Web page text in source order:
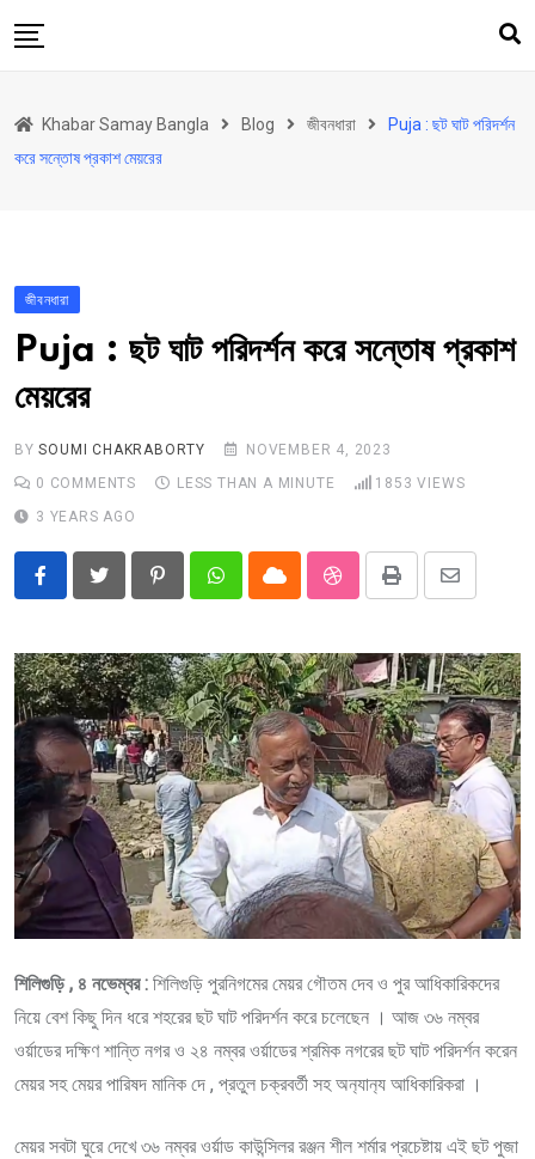
to
উত্তরবঙ্গ
আরও কিছু
Contact
Khabar Samay Hindi
Khabar Samay Bangla Blog জীবনধারা
Puja : ছট ঘাট পরিদর্শন
করে সন্তোষ প্রকাশ মেয়রের
জীবনধারা
Puja : ছট ঘাট পরিদর্শন করে সন্তোষ প্রকাশ
মেয়রের
BYSOUMI CHAKRABORTY
NOVEMBER 4, 2023
0 COMMENTS LESS THAN A MINUTE 1853 VIEWS
3 YEARS AGO
PinterestWhatsappCloud StumbleUpon
Print
Share
Email
শিলিগুড়ি , ৪ নভেম্বর : শিলিগুড়ি পুরনিগমের মেয়র গৌতম দেব ও পুর আধিকারিকদের
নিয়ে বেশ কিছু দিন ধরে শহরের ছট ঘাট পরিদর্শন করে চলেছেন । আজ ৩৬ নম্বর
ওর্য়াডের দক্ষিণ শান্তি নগর ও ২৪ নম্বর ওর্য়াডের শ্রমিক নগরের ছট ঘাট পরিদর্শন করেন
মেয়র সহ মেয়র পারিষদ মানিক দে , প্রতুল চক্রবর্তী সহ অন‍্যান‍্য আধিকারিকরা ।
মেয়র সবটা ঘুরে দেখে ৩৬ নম্বর ওর্য়াড কাউন্সিলর রঞ্জন শীল শর্মার প্রচেষ্টায় এই ছট পুজা